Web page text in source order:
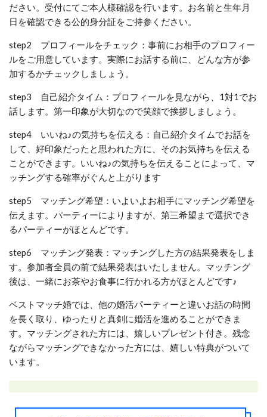
ださい。受付にてご本人様確認を行います。お名前と生年月
日を確認できる公的身分証をご持参ください。
step2 プロフィールをチェック：事前にお相手のプロフィー
ルをご用意しています。実際にお話する前に、どんな方が参
加するかチェックしましょう。
step3 自己紹介タイム：プロフィールを見ながら、1対1でお
話します。第一印象が大切なので笑顔で挨拶しましょう。
step4 いいね♪の気持ちを伝える：自己紹介タイムでお話を
して、好印象だったと思われた方に、そのお気持ちを伝える
ことができます。いいね♪の気持ちを伝えることによって、マ
ッチングする確率がぐんと上がります
step5 マッチング希望：いよいよお相手にマッチング希望を
伝えます。パーティーによりますが、第三希望まで選択でき
るパーティーがほとんどです。
step6 マッチング発表：マッチングした方の結果発表をしま
す。参加者全員の前で結果発表はいたしません。マッチング
後は、一緒にお茶やお食事に行かれる方がほとんどです♪
ベストマッチ婚では、他の婚活パーティーと違いお話の時間
を長く取り、ゆったりと真剣に婚活を進めることができま
す。マッチングされた方には、嬉しいプレゼント付き。残念
ながらマッチングできなかった方には、嬉しい特典がついて
います。